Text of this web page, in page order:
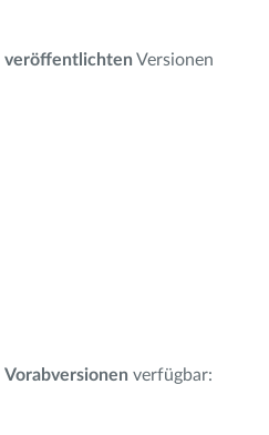
veröffentlichten Versionen
Vorabversionen verfügbar: